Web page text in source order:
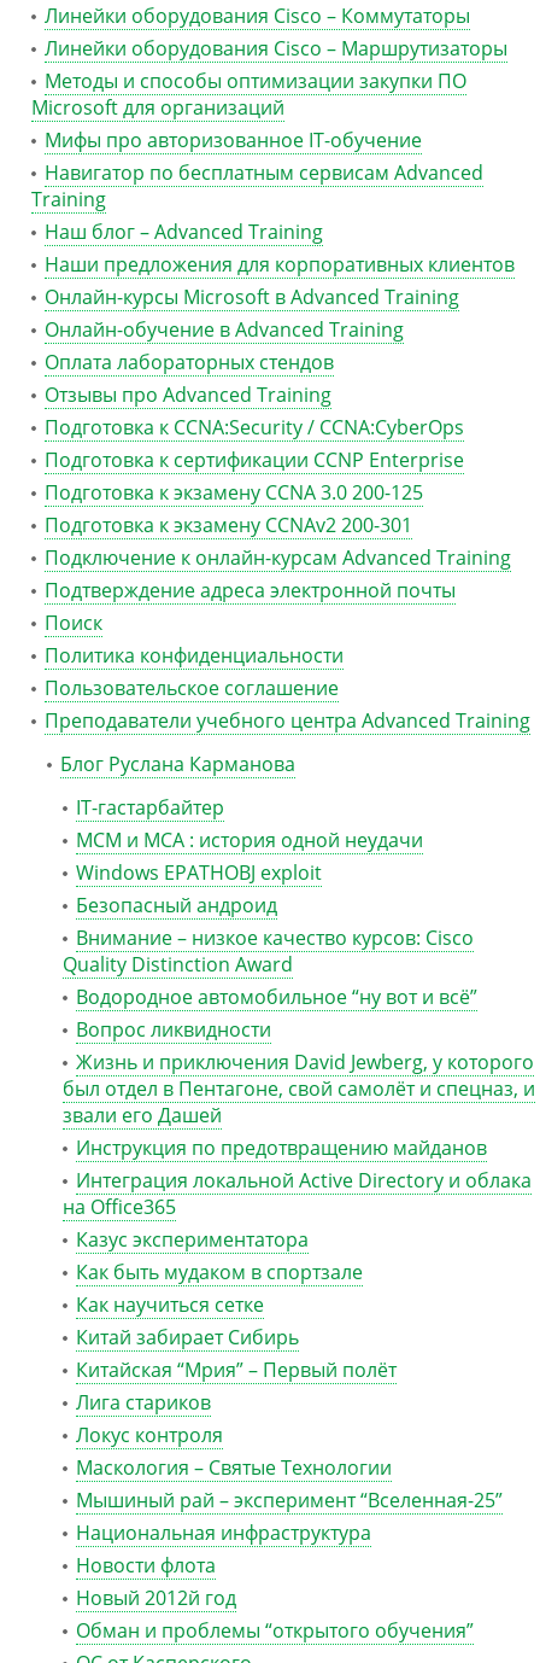
Линейки оборудования Cisco – Коммутаторы
Линейки оборудования Cisco – Маршрутизаторы
Методы и способы оптимизации закупки ПО
Microsoft для организаций
Мифы про авторизованное IT-обучение
Навигатор по бесплатным сервисам Advanced
Training
Наш блог – Advanced Training
Наши предложения для корпоративных клиентов
Онлайн-курсы Microsoft в Advanced Training
Онлайн-обучение в Advanced Training
Оплата лабораторных стендов
Отзывы про Advanced Training
Подготовка к CCNA:Security / CCNA:CyberOps
Подготовка к сертификации CCNP Enterprise
Подготовка к экзамену CCNA 3.0 200-125
Подготовка к экзамену CCNAv2 200-301
Подключение к онлайн-курсам Advanced Training
Подтверждение адреса электронной почты
Поиск
Политика конфиденциальности
Пользовательское соглашение
Преподаватели учебного центра Advanced Training
Блог Руслана Карманова
IT-гастарбайтер
MCM и MCA : история одной неудачи
Windows EPATHOBJ exploit
Безопасный андроид
Внимание – низкое качество курсов: Cisco
Quality Distinction Award
Водородное автомобильное “ну вот и всё”
Вопрос ликвидности
Жизнь и приключения David Jewberg, у которого
был отдел в Пентагоне, свой самолёт и спецназ, и
звали его Дашей
Инструкция по предотвращению майданов
Интеграция локальной Active Directory и облака
на Office365
Казус экспериментатора
Как быть мудаком в спортзале
Как научиться сетке
Китай забирает Сибирь
Китайская “Мрия” – Первый полёт
Лига стариков
Локус контроля
Маскология – Святые Технологии
Мышиный рай – эксперимент “Вселенная-25”
Национальная инфраструктура
Новости флота
Новый 2012й год
Обман и проблемы “открытого обучения”